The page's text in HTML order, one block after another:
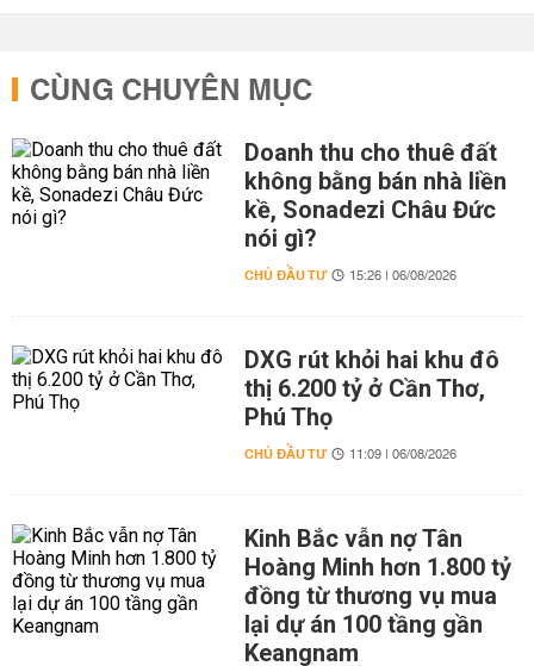
CÙNG CHUYÊN MỤC
Doanh thu cho thuê đất
không bằng bán nhà liền
kề, Sonadezi Châu Đức
nói gì?
CHỦ ĐẦU TƯ 15:26 | 06/08/2026
DXG rút khỏi hai khu đô
thị 6.200 tỷ ở Cần Thơ,
Phú Thọ
CHỦ ĐẦU TƯ 11:09 | 06/08/2026
Kinh Bắc vẫn nợ Tân
Hoàng Minh hơn 1.800 tỷ
đồng từ thương vụ mua
lại dự án 100 tầng gần
Keangnam